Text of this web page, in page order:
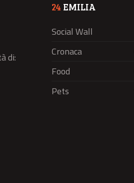
di:
24 EMILIA
Social Wall
Cronaca
Food
Pets